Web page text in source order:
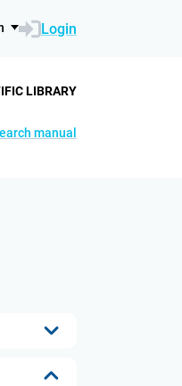
Login
LIBRARY
manual